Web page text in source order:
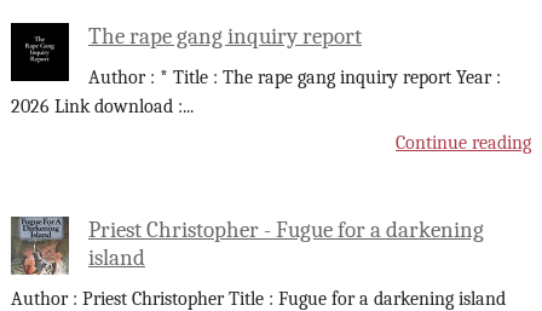
The rape gang inquiry report
Author : * Title : The rape gang inquiry report Year :
2026 Link download :...
Continue reading
Priest Christopher - Fugue for a darkening
island
Author : Priest Christopher Title : Fugue for a darkening island